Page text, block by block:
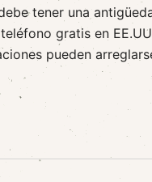
tener una
gratis en
pueden